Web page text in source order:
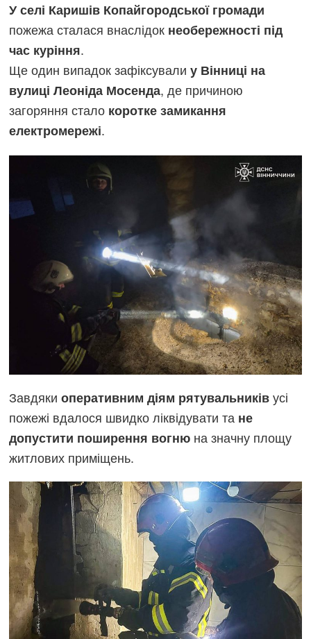
У селі Каришів Копайгородської громади
пожежа сталася внаслідок необережності під
час куріння.
Ще один випадок зафіксувалиу Вінниці на
вулиці Леоніда Мосенда, де причиною
загоряння стало коротке замикання
електромережі.
Завдякиоперативним діям рятувальниківусі
пожежі вдалося швидко ліквідувати та не
допустити поширення вогню на значну площу
житлових приміщень.